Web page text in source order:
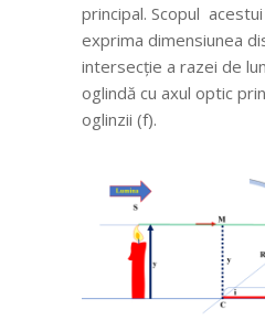
principal. Scopul
exprima dimensiunea
intersecție a razei de
oglindă cu axul optic
oglinzii (f).